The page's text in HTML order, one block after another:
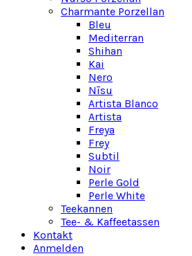
Charmante Porzellan
Bleu
Mediterran
Shihan
Kai
Nero
Nīsu
Artista Blanco
Artista
Freya
Frey
Subtil
Noir
Perle Gold
Perle White
Teekannen
Tee- & Kaffeetassen
Kontakt
Anmelden